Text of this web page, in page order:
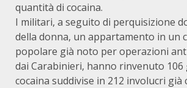
quantità di cocaina.
I militari, a seguito di perquisizione
della donna, un appartamento in un
popolare già noto per operazioni
dai Carabinieri, hanno rinvenuto 106
cocaina suddivise in 212 involucri già